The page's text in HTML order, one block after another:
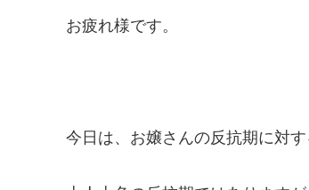
お疲れ様です。
今日は、お嬢さんの反抗期に対す